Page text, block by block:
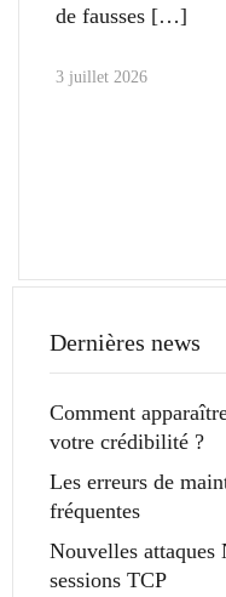
de fausses
3 juillet 2026
Dernières news
Comment
votre crédibilité ?
Les erreurs de
fréquentes
Nouvelles attaques
sessions TCP